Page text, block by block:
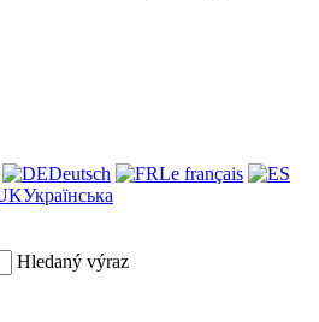
Deutsch
Le français
Українська
Hledaný výraz